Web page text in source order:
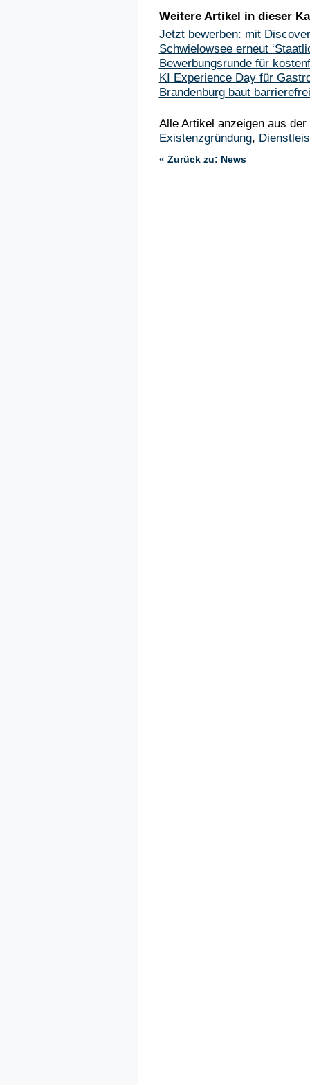
Weitere Artikel in dieser
Jetzt bewerben: mit
Schwielowsee erneut
Bewerbungsrunde für
KI Experience Day für
Brandenburg baut
Alle Artikel anzeigen aus
Existenzgründung,
« Zurück zu: News